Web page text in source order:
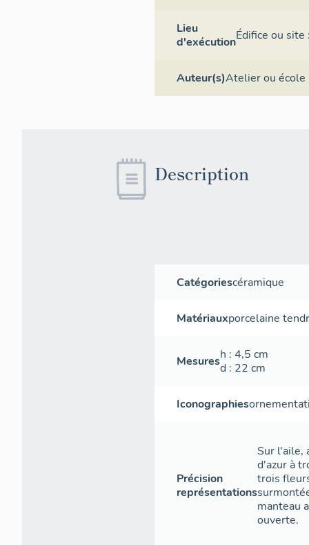
Lieu
d'exécutionÉdifice ou
Auteur(s)Atelier ou
Description
Catégoriescéramique
Matériauxporcelaine
Mesuresh : 4,5 cm
d : 22 cm
Iconographies
Précision
représentations
Sur l'aile,
d'azur à
trois
manteau
ouverte.